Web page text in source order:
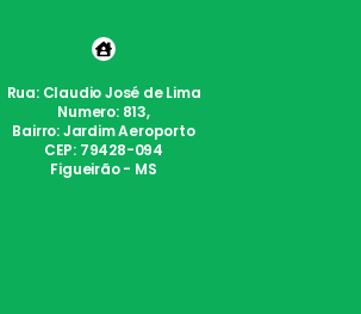
Rua: Claudio José de Lima
Numero: 813,
Bairro: Jardim Aeroporto
CEP: 79428-094
Figueirão - MS